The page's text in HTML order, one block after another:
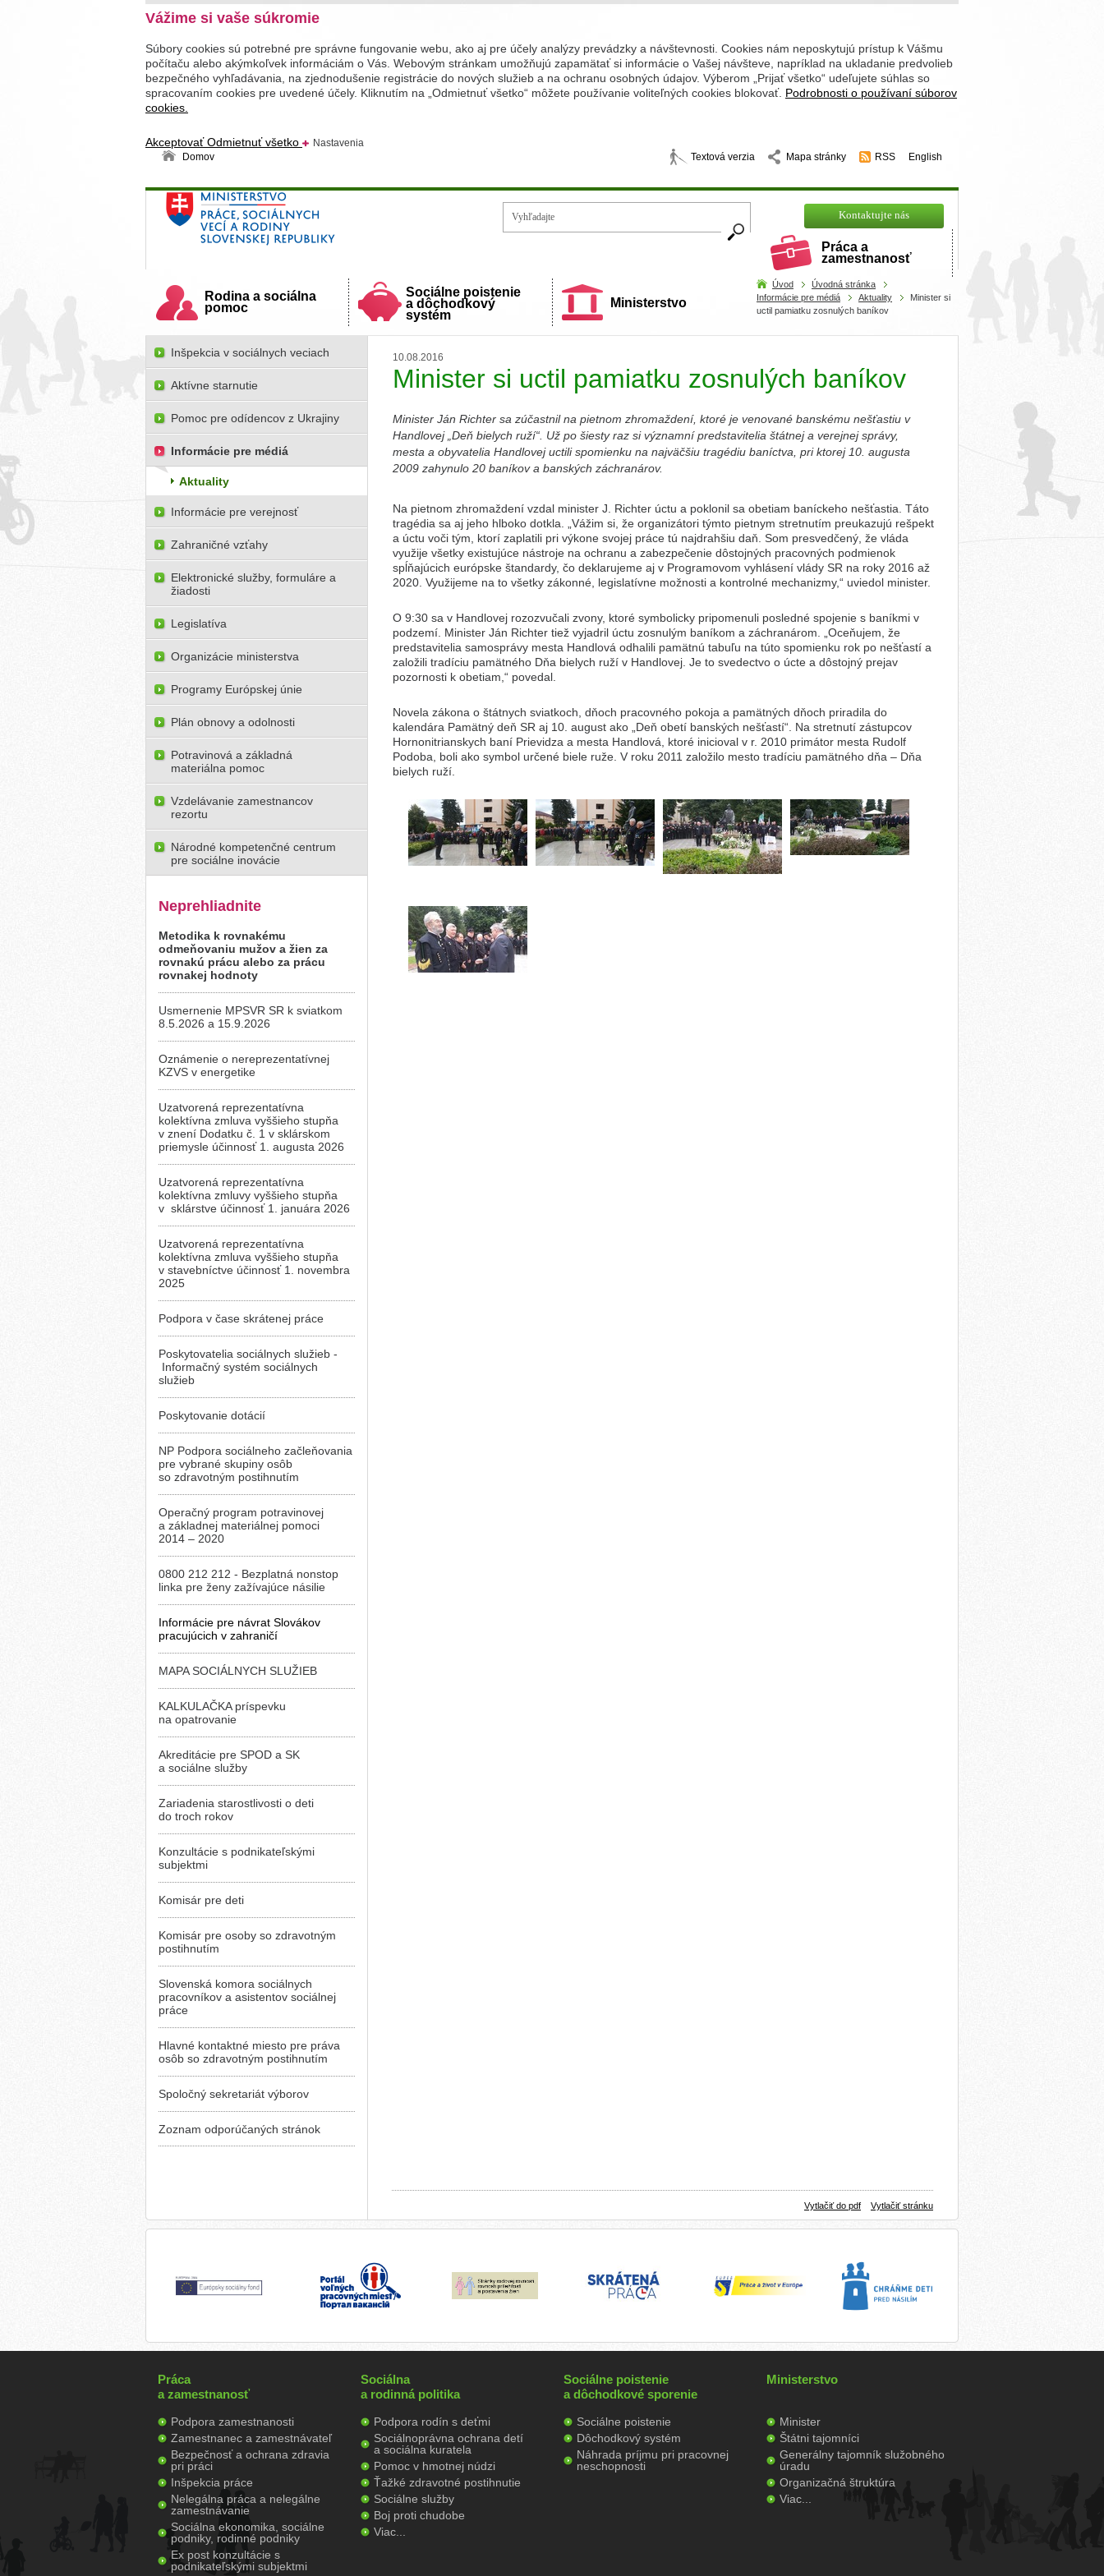
Vážime si vaše súkromie
Súbory cookies sú potrebné pre správne fungovanie webu, ako aj pre účely analýzy prevádzky a návštevnosti. Cookies nám neposkytujú prístup k Vášmu
počítaču alebo akýmkoľvek informáciám o Vás. Webovým stránkam umožňujú zapamätať si informácie o Vašej návšteve, napríklad na ukladanie predvolieb
bezpečného vyhľadávania, na zjednodušenie registrácie do nových služieb a na ochranu osobných údajov. Výberom „Prijať všetko“ udeľujete súhlas so
spracovaním cookies pre uvedené účely. Kliknutím na „Odmietnuť všetko“ môžete používanie voliteľných cookies blokovať. Podrobnosti o používaní súborov
cookies.
AkceptovaťOdmietnuť všetko
Nastavenia
Domov
Textová verzia Mapa stránky RSS English
Ministerstvo práce, sociálnych vecí a rodiny
Slovenskej republiky
Kontaktujte nás
Práca a
zamestnanosť
Rodina a sociálna
pomoc
Sociálne poistenie
a dôchodkový
systém
Ministerstvo
Úvod
Úvodná stránka
Informácie pre médiá
Aktuality
Minister si
uctil pamiatku zosnulých baníkov
10.08.2016
Minister si uctil pamiatku zosnulých baníkov
Minister Ján Richter sa zúčastnil na pietnom zhromaždení, ktoré je venované banskému nešťastiu v
Handlovej „Deň bielych ruží“. Už po šiesty raz si významní predstavitelia štátnej a verejnej správy,
mesta a obyvatelia Handlovej uctili spomienku na najväčšiu tragédiu baníctva, pri ktorej 10. augusta
2009 zahynulo 20 baníkov a banských záchranárov.
Na pietnom zhromaždení vzdal minister J. Richter úctu a poklonil sa obetiam baníckeho nešťastia. Táto
tragédia sa aj jeho hlboko dotkla. „Vážim si, že organizátori týmto pietnym stretnutím preukazujú rešpekt
a úctu voči tým, ktorí zaplatili pri výkone svojej práce tú najdrahšiu daň. Som presvedčený, že vláda
využije všetky existujúce nástroje na ochranu a zabezpečenie dôstojných pracovných podmienok
spĺňajúcich európske štandardy, čo deklarujeme aj v Programovom vyhlásení vlády SR na roky 2016 až
2020. Využijeme na to všetky zákonné, legislatívne možnosti a kontrolné mechanizmy,“ uviedol minister.
O 9:30 sa v Handlovej rozozvučali zvony, ktoré symbolicky pripomenuli posledné spojenie s baníkmi v
podzemí. Minister Ján Richter tiež vyjadril úctu zosnulým baníkom a záchranárom. „Oceňujem, že
predstavitelia samosprávy mesta Handlová odhalili pamätnú tabuľu na túto spomienku rok po nešťastí a
založili tradíciu pamätného Dňa bielych ruží v Handlovej. Je to svedectvo o úcte a dôstojný prejav
pozornosti k obetiam,“ povedal.
Novela zákona o štátnych sviatkoch, dňoch pracovného pokoja a pamätných dňoch priradila do
kalendára Pamätný deň SR aj 10. august ako „Deň obetí banských nešťastí“. Na stretnutí zástupcov
Hornonitrianskych baní Prievidza a mesta Handlová, ktoré inicioval v r. 2010 primátor mesta Rudolf
Podoba, boli ako symbol určené biele ruže. V roku 2011 založilo mesto tradíciu pamätného dňa – Dňa
bielych ruží.
Inšpekcia v sociálnych veciach
Aktívne starnutie
Pomoc pre odídencov z Ukrajiny
Informácie pre médiá
Aktuality
Informácie pre verejnosť
Zahraničné vzťahy
Elektronické služby, formuláre a
žiadosti
Legislatíva
Organizácie ministerstva
Programy Európskej únie
Plán obnovy a odolnosti
Potravinová a základná
materiálna pomoc
Vzdelávanie zamestnancov
rezortu
Národné kompetenčné centrum
pre sociálne inovácie
Neprehliadnite
Metodika k rovnakému
odmeňovaniu mužov a žien za
rovnakú prácu alebo za prácu
rovnakej hodnoty
Usmernenie MPSVR SR k sviatkom
8.5.2026 a 15.9.2026
Oznámenie o nereprezentatívnej
KZVS v energetike
Uzatvorená reprezentatívna
kolektívna zmluva vyššieho stupňa
v znení Dodatku č. 1 v sklárskom
priemysle účinnosť 1. augusta 2026
Uzatvorená reprezentatívna
kolektívna zmluvy vyššieho stupňa
v sklárstve účinnosť 1. januára 2026
Uzatvorená reprezentatívna
kolektívna zmluva vyššieho stupňa
v stavebníctve účinnosť 1. novembra
2025
Podpora v čase skrátenej práce
Poskytovatelia sociálnych služieb -
Informačný systém sociálnych
služieb
Poskytovanie dotácií
NP Podpora sociálneho začleňovania
pre vybrané skupiny osôb
so zdravotným postihnutím
Operačný program potravinovej
a základnej materiálnej pomoci
2014 – 2020
0800 212 212 - Bezplatná nonstop
linka pre ženy zažívajúce násilie
Informácie pre návrat Slovákov
pracujúcich v zahraničí
MAPA SOCIÁLNYCH SLUŽIEB
KALKULAČKA príspevku
na opatrovanie
Akreditácie pre SPOD a SK
a sociálne služby
Zariadenia starostlivosti o deti
do troch rokov
Konzultácie s podnikateľskými
subjektmi
Komisár pre deti
Komisár pre osoby so zdravotným
postihnutím
Slovenská komora sociálnych
pracovníkov a asistentov sociálnej
práce
Hlavné kontaktné miesto pre práva
osôb so zdravotným postihnutím
Spoločný sekretariát výborov
Zoznam odporúčaných stránok
Vytlačiť do pdf Vytlačiť stránku
Práca
a zamestnanosť
Podpora zamestnanosti
Zamestnanec a zamestnávateľ
Bezpečnosť a ochrana zdravia
pri práci
Inšpekcia práce
Nelegálna práca a nelegálne
zamestnávanie
Sociálna ekonomika, sociálne
podniky, rodinné podniky
Ex post konzultácie s
podnikateľskými subjektmi
Sociálna
a rodinná politika
Podpora rodín s deťmi
Sociálnoprávna ochrana detí
a sociálna kuratela
Pomoc v hmotnej núdzi
Ťažké zdravotné postihnutie
Sociálne služby
Boj proti chudobe
Viac...
Sociálne poistenie
a dôchodkové sporenie
Sociálne poistenie
Dôchodkový systém
Náhrada príjmu pri pracovnej
neschopnosti
Ministerstvo
Minister
Štátni tajomníci
Generálny tajomník služobného
úradu
Organizačná štruktúra
Viac...